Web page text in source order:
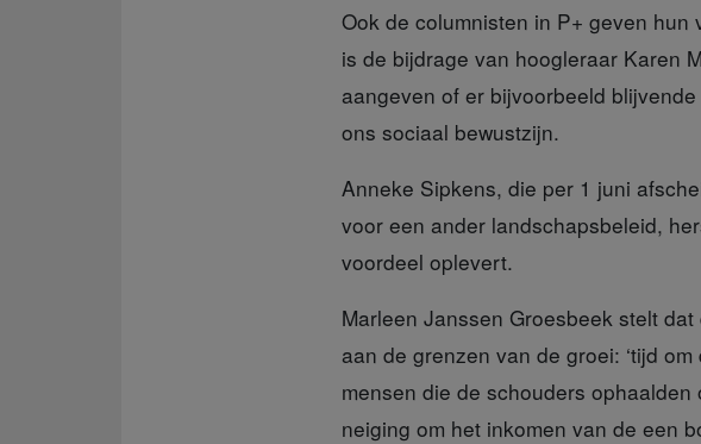
Ook de columnisten in P+ geven hun
is de bijdrage van hoogleraar Karen
aangeven of er bijvoorbeeld
ons sociaal bewustzijn.
Anneke Sipkens, die per 1 juni
voor een ander landschapsbeleid,
voordeel oplevert.
Marleen Janssen Groesbeek stelt dat
aan de grenzen van de groei: ‘tijd
mensen die de schouders
neiging om het inkomen van de een